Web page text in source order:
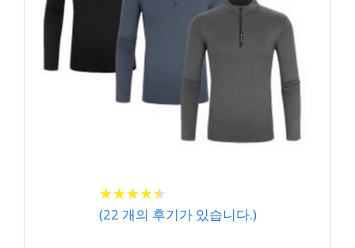
★★★★★
★★★★★
(22 개의 후기가 있습니다.)